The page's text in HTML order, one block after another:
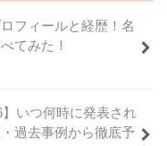
フィールと経歴！名
てみた！
】いつ何時に発表され
過去事例から徹底予